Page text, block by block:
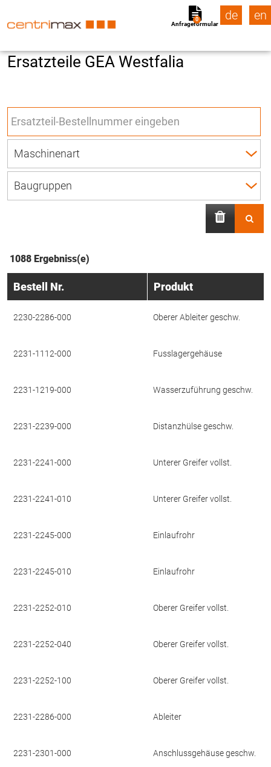
Anfrageformular
0 de en
Ersatzteile GEA Westfalia
1088 Ergebniss(e)
Bestell Nr. Produkt
2230-2286-000 Oberer Ableiter geschw.
2231-1112-000 Fusslagergehäuse
2231-1219-000 Wasserzuführung geschw.
2231-2239-000 Distanzhülse geschw.
2231-2241-000 Unterer Greifer vollst.
2231-2241-010 Unterer Greifer vollst.
2231-2245-000 Einlaufrohr
2231-2245-010 Einlaufrohr
2231-2252-010 Oberer Greifer vollst.
2231-2252-040 Oberer Greifer vollst.
2231-2252-100 Oberer Greifer vollst.
2231-2286-000 Ableiter
2231-2301-000 Anschlussgehäuse geschw.